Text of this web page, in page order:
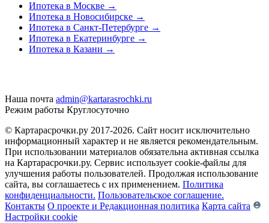
Ипотека в Москве →
Ипотека в Новосибирске →
Ипотека в Санкт-Петербурге →
Ипотека в Екатеринбурге →
Ипотека в Казани →
Наша почта admin@kartarasrochki.ru
Режим работы Круглосуточно
© Картарасрочки.ру 2017-2026. Сайт носит исключительно
информационный характер и не является рекомендательным.
При использовании материалов обязательна активная ссылка
на Картарасрочки.ру. Сервис использует cookie-файлы для
улучшения работы пользователей. Продолжая использование
сайта, вы соглашаетесь с их применением. Политика
конфиденциальности. Пользовательское соглашение.
Контакты О проекте и Редакционная политика Карта сайта
Настройки cookie